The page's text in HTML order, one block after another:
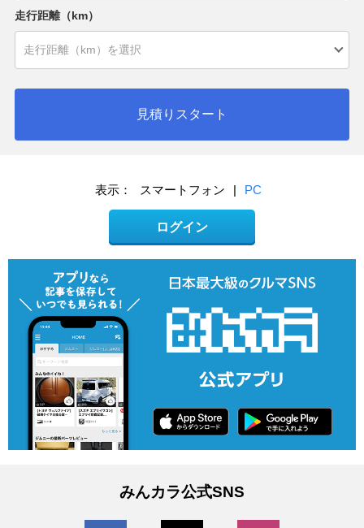
走行距離（km）
見積りスタート
表示： スマートフォン | PC
ログイン
みんカラ公式SNS